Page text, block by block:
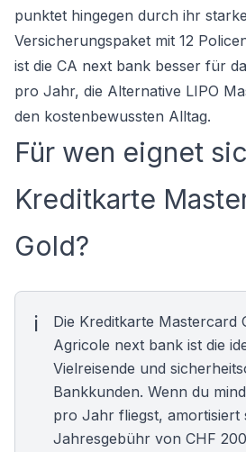
punktet hingegen durch ihr
Versicherungspaket mit 12
ist die CA next bank besser für
pro Jahr, die Alternative LIPO
den kostenbewussten Alltag.
Für wen eignet
Kreditkarte
Gold?
Die Kreditkarte Mastercard
Agricole next bank ist die
Vielreisende und
Bankkunden. Wenn du
pro Jahr fliegst, amortisiert
Jahresgebühr von CHF